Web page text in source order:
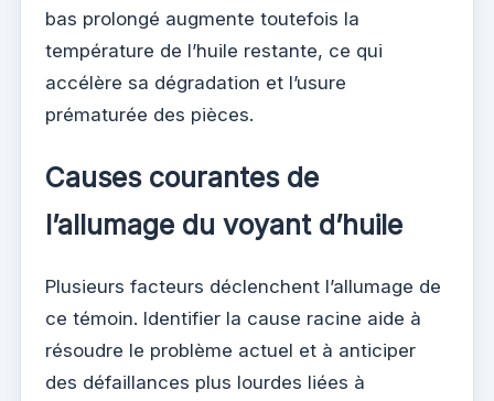
bas prolongé augmente toutefois la
température de l’huile restante, ce qui
accélère sa dégradation et l’usure
prématurée des pièces.
Causes courantes de
l’allumage du voyant d’huile
Plusieurs facteurs déclenchent l’allumage de
ce témoin. Identifier la cause racine aide à
résoudre le problème actuel et à anticiper
des défaillances plus lourdes liées à